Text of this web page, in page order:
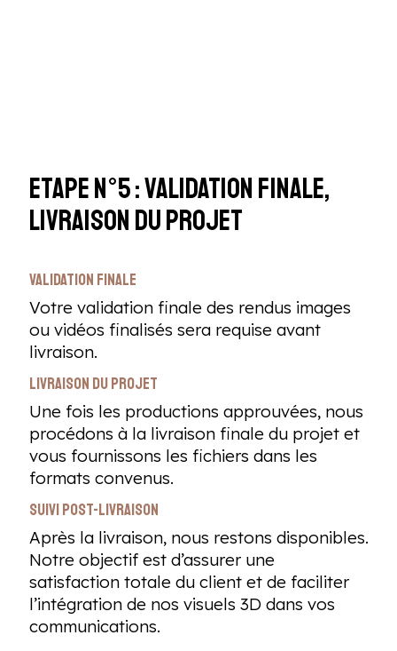
Etape n°5 : Validation finale,
livraison du projet
Validation finale
Votre validation finale des rendus images
ou vidéos finalisés sera requise avant
livraison.
Livraison du projet
Une fois les productions approuvées, nous
procédons à la livraison finale du projet et
vous fournissons les fichiers dans les
formats convenus.
Suivi post-livraison
Après la livraison, nous restons disponibles.
Notre objectif est d’assurer une
satisfaction totale du client et de faciliter
l’intégration de nos visuels 3D dans vos
communications.